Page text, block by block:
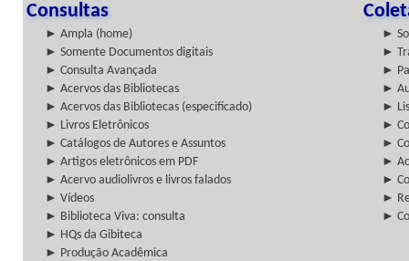
Consultas
► Ampla (home)
►
► Somente Documentos digitais
►
► Consulta Avançada
►
► Acervos das Bibliotecas
►
► Acervos das Bibliotecas (especificado)
►
► Livros Eletrônicos
►
► Catálogos de Autores e Assuntos
►
► Artigos eletrônicos em PDF
►
► Acervo audiolivros e livros falados
►
► Vídeos
►
► Biblioteca Viva: consulta
►
► HQs da Gibiteca
► Produção Acadêmica